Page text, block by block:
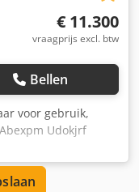
€ 11.300
vraagprijs excl. btw
Bellen
voor gebruik,
Udokjrf